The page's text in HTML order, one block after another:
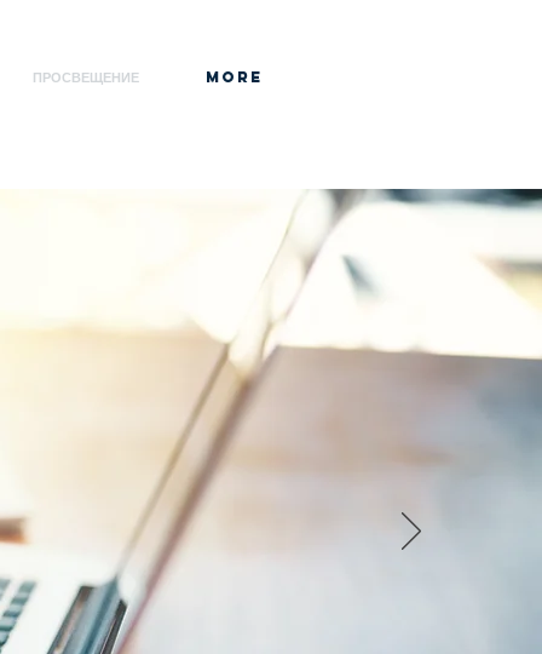
ПРОСВЕЩЕНИЕ More